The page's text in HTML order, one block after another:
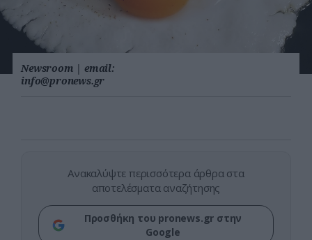
Newsroom | email:
info@pronews.gr
Ανακαλύψτε περισσότερα άρθρα στα
αποτελέσματα αναζήτησης
Προσθήκη του pronews.gr στην
Google